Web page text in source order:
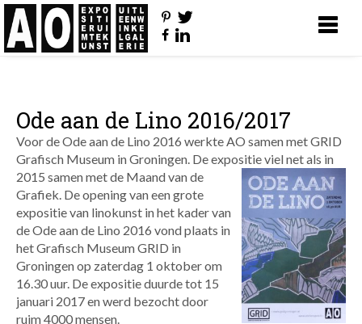
Ode aan de Lino 2016/2017
Voor de Ode aan de Lino 2016 werkte AO samen met GRID
Grafisch Museum in Groningen. De expositie viel net als in
2015 samen met de Maand van de
Grafiek. De opening van een grote
expositie van linokunst in het kader van
de Ode aan de Lino 2016 vond plaats in
het Grafisch Museum GRID in
Groningen op zaterdag 1 oktober om
16.30 uur. De expositie duurde tot 15
januari 2017 en werd bezocht door
ruim 4000 mensen.